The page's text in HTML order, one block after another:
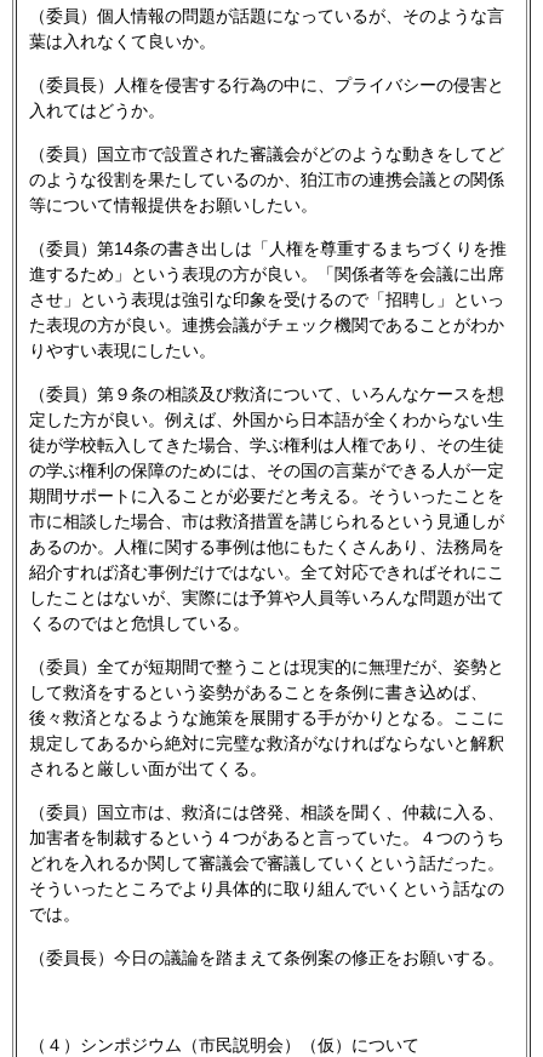
（委員）個人情報の問題が話題になっているが、そのような言
葉は入れなくて良いか。
（委員長）人権を侵害する行為の中に、プライバシーの侵害と
入れてはどうか。
（委員）国立市で設置された審議会がどのような動きをしてど
のような役割を果たしているのか、狛江市の連携会議との関係
等について情報提供をお願いしたい。
（委員）第14条の書き出しは「人権を尊重するまちづくりを推
進するため」という表現の方が良い。「関係者等を会議に出席
させ」という表現は強引な印象を受けるので「招聘し」といっ
た表現の方が良い。連携会議がチェック機関であることがわか
りやすい表現にしたい。
（委員）第９条の相談及び救済について、いろんなケースを想
定した方が良い。例えば、外国から日本語が全くわからない生
徒が学校転入してきた場合、学ぶ権利は人権であり、その生徒
の学ぶ権利の保障のためには、その国の言葉ができる人が一定
期間サポートに入ることが必要だと考える。そういったことを
市に相談した場合、市は救済措置を講じられるという見通しが
あるのか。人権に関する事例は他にもたくさんあり、法務局を
紹介すれば済む事例だけではない。全て対応できればそれにこ
したことはないが、実際には予算や人員等いろんな問題が出て
くるのではと危惧している。
（委員）全てが短期間で整うことは現実的に無理だが、姿勢と
して救済をするという姿勢があることを条例に書き込めば、
後々救済となるような施策を展開する手がかりとなる。ここに
規定してあるから絶対に完璧な救済がなければならないと解釈
されると厳しい面が出てくる。
（委員）国立市は、救済には啓発、相談を聞く、仲裁に入る、
加害者を制裁するという４つがあると言っていた。４つのうち
どれを入れるか関して審議会で審議していくという話だった。
そういったところでより具体的に取り組んでいくという話なの
では。
（委員長）今日の議論を踏まえて条例案の修正をお願いする。
（４）シンポジウム（市民説明会）（仮）について